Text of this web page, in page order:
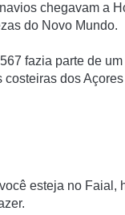
chegavam a
do Novo Mundo.
fazia parte de
costeiras dos
esteja no Faial,